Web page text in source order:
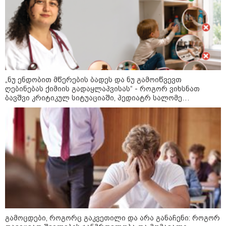
პატიმრობა შეეფარდა
კატეგორიის ყველა სიახლე
„ნუ ენდობით მწერების ბადეს და ნუ გამოიწვევთ
ღებინებას ქიმიის გადაყლაპვისას“ - როგორ ვიხსნათ
ბავშვი კრიტიკულ სიტუაციაში, პედიატრ სალომე
ახვლედიანის რჩევები
გამოცდები, როგორც გაკვეთილი და არა განაჩენი: როგორ